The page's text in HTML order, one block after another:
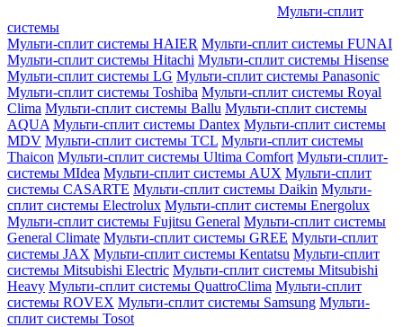
Мульти-сплит
системы
Мульти-сплит системы HAIER Мульти-сплит системы FUNAI
Мульти-сплит системы Hitachi Мульти-сплит системы Hisense
Мульти-сплит системы LG Мульти-сплит системы Panasonic
Мульти-сплит системы Toshiba Мульти-сплит системы Royal
Clima Мульти-сплит системы Ballu Мульти-сплит системы
AQUA Мульти-сплит системы Dantex Мульти-сплит системы
MDV Мульти-сплит системы TCL Мульти-сплит системы
Thaicon Мульти-сплит системы Ultima Comfort Мульти-сплит-
системы MIdea Мульти-сплит системы AUX Мульти-сплит
системы CASARTE Мульти-сплит системы Daikin Мульти-
сплит системы Electrolux Мульти-сплит системы Energolux
Мульти-сплит системы Fujitsu General Мульти-сплит системы
General Climate Мульти-сплит системы GREE Мульти-сплит
системы JAX Мульти-сплит системы Kentatsu Мульти-сплит
системы Mitsubishi Electric Мульти-сплит системы Mitsubishi
Heavy Мульти-сплит системы QuattroClima Мульти-сплит
системы ROVEX Мульти-сплит системы Samsung Мульти-
сплит системы Tosot